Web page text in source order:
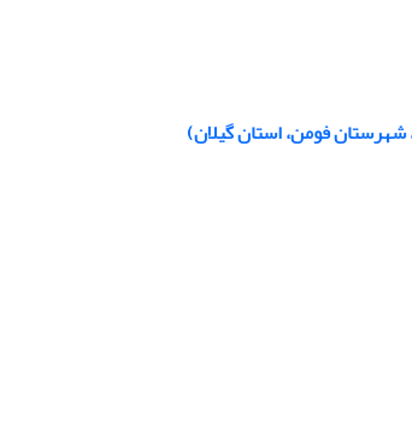
فومن، استان گیلان)